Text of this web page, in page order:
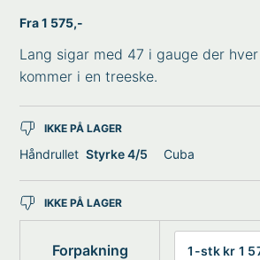
Fra 1 575,-
Lang sigar med 47 i gauge der
kommer i en treeske.
IKKE PÅ LAGER
Håndrullet Styrke 4/5 Cuba
IKKE PÅ LAGER
Forpakning